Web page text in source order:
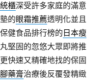
櫃深受許多家庭的滿意
的眼霜推薦透明化並且
健食品排行榜的 日本瘦
堅固的忽悠大眾即將推
更快速又精確地找的保固
藥膏治療後反覆發精緻